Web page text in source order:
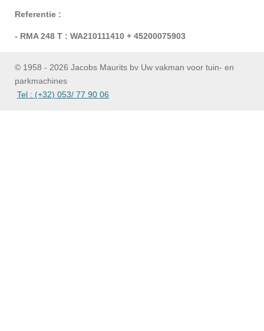
Referentie :
- RMA 248 T : WA210111410 + 45200075903
© 1958 - 2026 Jacobs Maurits bv Uw vakman voor tuin- en
parkmachines
Tel : (+32) 053/ 77 90 06